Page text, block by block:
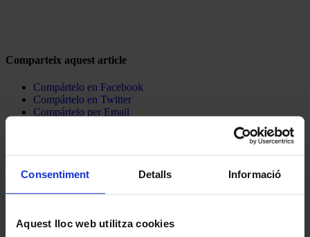
Consentiment Detalls Informació
Aquest lloc web utilitza cookies
Comparteix aquest article
Compártelo en Facebook
Compártelo en Twitter
Compártelo per Email
L'adreça electrònica no es publicarà. Els camps necessaris estan
marcats amb*